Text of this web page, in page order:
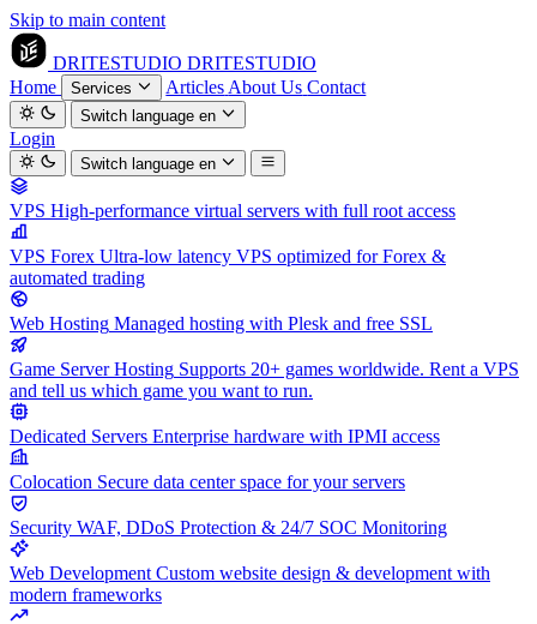
Skip to main content
DRITESTUDIO DRITESTUDIO
Home
Services Articles About Us Contact
Switch languageen
Login
Switch languageen
VPS High-performance virtual servers with full root access
VPS Forex Ultra-low latency VPS optimized for Forex &
automated trading
Web Hosting Managed hosting with Plesk and free SSL
Game Server Hosting Supports 20+ games worldwide. Rent a VPS
and tell us which game you want to run.
Dedicated Servers Enterprise hardware with IPMI access
Colocation Secure data center space for your servers
Security WAF, DDoS Protection & 24/7 SOC Monitoring
Web Development Custom website design & development with
modern frameworks